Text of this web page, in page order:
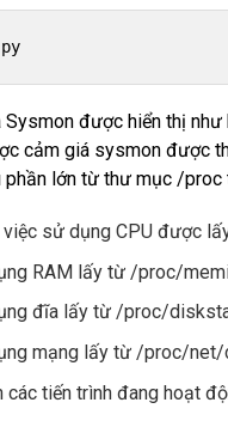
Sysmon được hiển thị
cảm giá sysmon được
lớn từ thư mục /proc
việc sử dụng CPU được
RAM lấy từ /proc/
đĩa lấy từ /proc/
mạng lấy từ /proc/
các tiến trình đang hoạt